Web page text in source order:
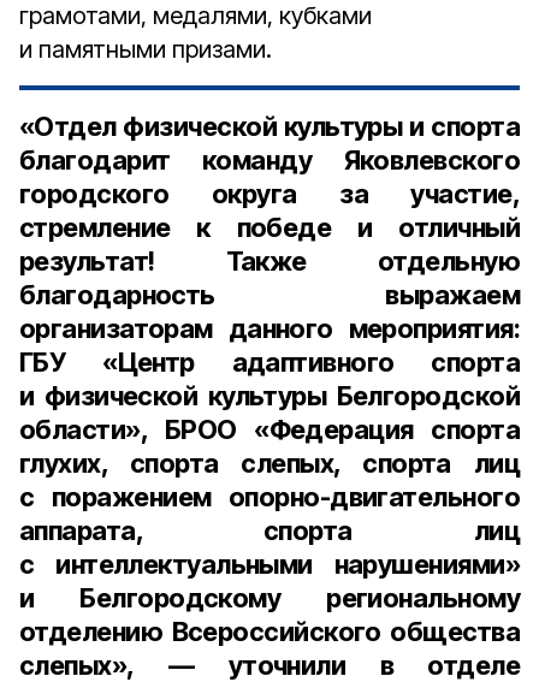
грамотами, медалями, кубками
и памятными призами.
«Отдел физической культуры и спорта
благодарит команду Яковлевского
городского округа за участие,
стремление к победе и отличный
результат! Также отдельную
благодарность выражаем
организаторам данного мероприятия:
ГБУ «Центр адаптивного спорта
и физической культуры Белгородской
области», БРОО «Федерация спорта
глухих, спорта слепых, спорта лиц
с поражением опорно-двигательного
аппарата, спорта лиц
с интеллектуальными нарушениями»
и Белгородскому региональному
отделению Всероссийского общества
слепых», — уточнили в отделе